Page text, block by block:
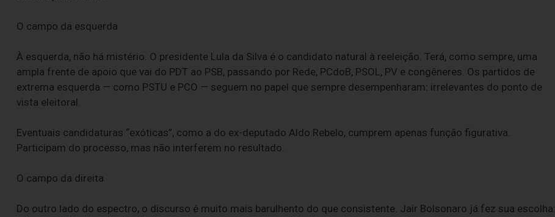
O campo da esquerda
À esquerda, não há mistério. O presidente Lula da Silva é o candidato natural à reeleição. Terá, como sempre, uma
ampla frente de apoio que vai do PDT ao PSB, passando por Rede, PCdoB, PSOL, PV e congêneres. Os partidos de
extrema esquerda — como PSTU e PCO — seguem no papel que sempre desempenharam: irrelevantes do ponto de
vista eleitoral.
Eventuais candidaturas “exóticas”, como a do ex-deputado Aldo Rebelo, cumprem apenas função figurativa.
Participam do processo, mas não interferem no resultado.
O campo da direita
Do outro lado do espectro, o discurso é muito mais barulhento do que consistente. Jair Bolsonaro já fez sua escolha: